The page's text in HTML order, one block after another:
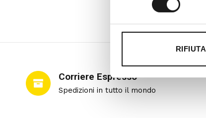
RIFIUTA
Corriere Espresso
Spedizioni in tutto il mondo